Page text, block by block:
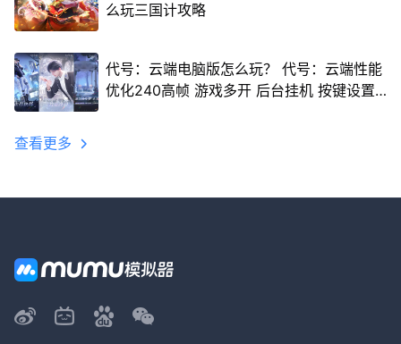
么玩三国计攻略
代号：云端电脑版怎么玩？ 代号：云端性能
优化240高帧 游戏多开 后台挂机 按键设置
查看更多